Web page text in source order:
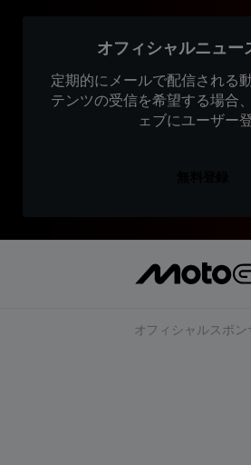
オフィシャルニュー
定期的にメールで配信される
テンツの受信を希望する場合
ェブにユーザー
オフィシャルスポン